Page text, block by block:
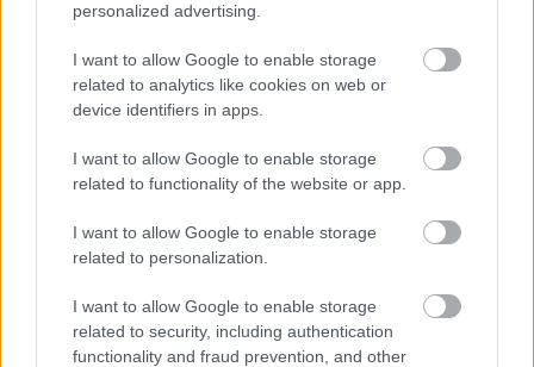
personalized advertising.
I want to allow Google to enable storage
related to analytics like cookies on web or
device identifiers in apps.
I want to allow Google to enable storage
related to functionality of the website or app.
I want to allow Google to enable storage
related to personalization.
I want to allow Google to enable storage
related to security, including authentication
functionality and fraud prevention, and other
ΑΣΕΠ: Πιστοποίηση Αγγλικών σε
μόνο 2 ημέρες στα χέρια σας
Πιστοποίηση Υπολογιστών σε 2
μέρες